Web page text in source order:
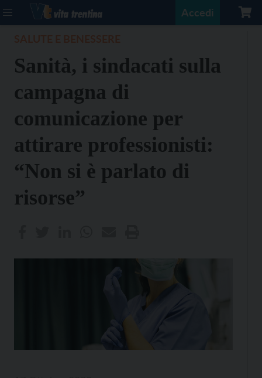
Accedi
Sanità, i sindacati sulla
campagna di
comunicazione per
attirare professionisti:
“Non si è parlato di
risorse”